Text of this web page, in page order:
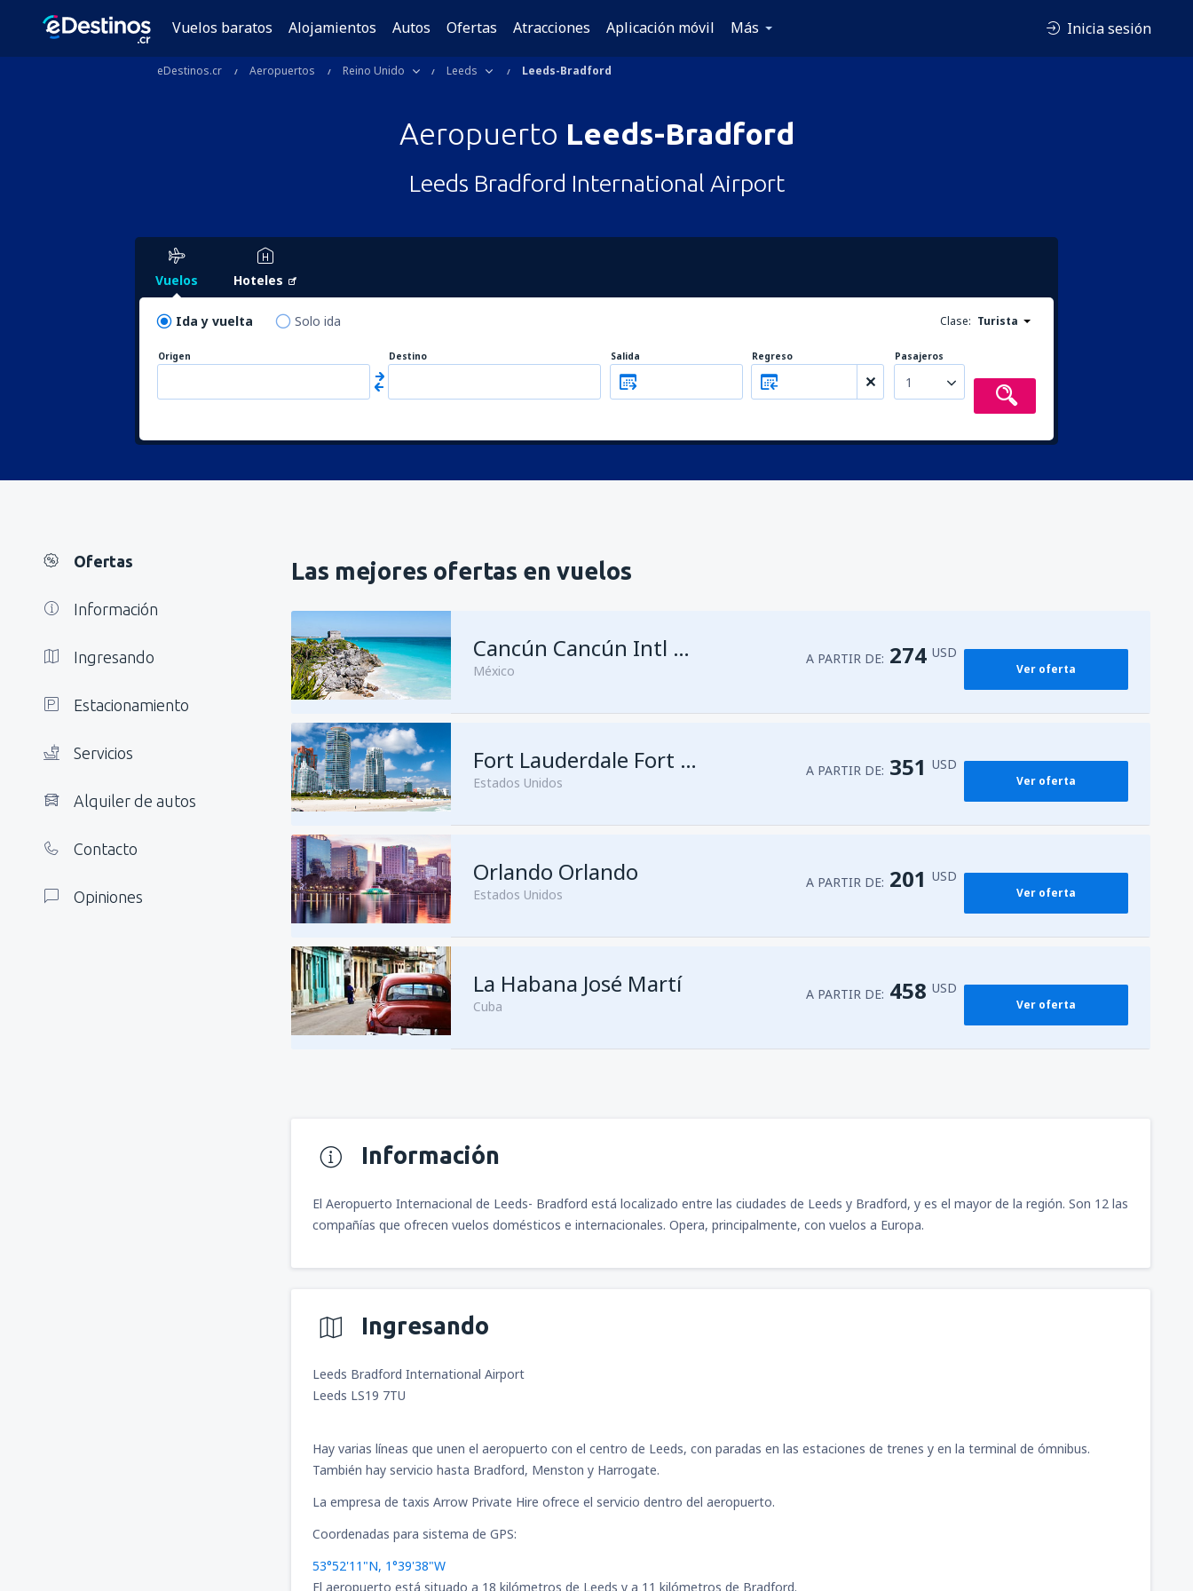
Vuelos baratos Alojamientos Autos Ofertas Atracciones Aplicación móvil Más Inicia sesión
eDestinos.cr Aeropuertos Reino Unido Leeds Leeds-Bradford
Aeropuerto Leeds-Bradford
Leeds Bradford International Airport
Vuelos Hoteles
Ida y vuelta Solo ida Clase: Turista
Origen Destino Salida Regreso Pasajeros
1
Ofertas
Información
Ingresando
Estacionamiento
Servicios
Alquiler de autos
Contacto
Opiniones
Las mejores ofertas en vuelos
Cancún Cancún Intl Airport
México
A PARTIR DE: 274 USD
Ver oferta
Fort Lauderdale Fort Lauderdale–Hollywood Intl Airport
Estados Unidos
A PARTIR DE: 351 USD
Ver oferta
Orlando Orlando
Estados Unidos
A PARTIR DE: 201 USD
Ver oferta
La Habana José Martí
Cuba
A PARTIR DE: 458 USD
Ver oferta
Información
El Aeropuerto Internacional de Leeds- Bradford está localizado entre las ciudades de Leeds y Bradford, y es el mayor de la región. Son 12 las
compañías que ofrecen vuelos domésticos e internacionales. Opera, principalmente, con vuelos a Europa.
Ingresando
Leeds Bradford International Airport
Leeds LS19 7TU
Hay varias líneas que unen el aeropuerto con el centro de Leeds, con paradas en las estaciones de trenes y en la terminal de ómnibus.
También hay servicio hasta Bradford, Menston y Harrogate.
La empresa de taxis Arrow Private Hire ofrece el servicio dentro del aeropuerto.
Coordenadas para sistema de GPS:
53°52'11"N, 1°39'38"W
El aeropuerto está situado a 18 kilómetros de Leeds y a 11 kilómetros de Bradford.